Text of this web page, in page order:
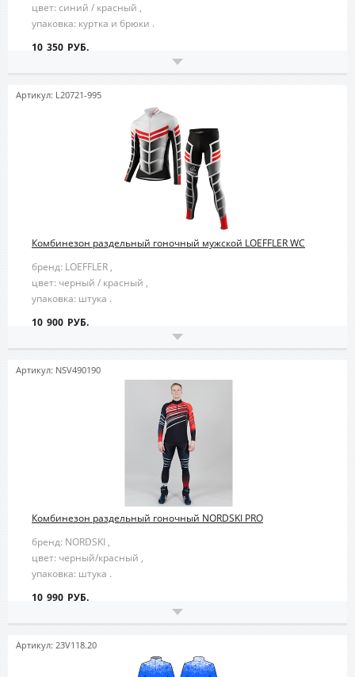
цвет: синий / красный ,
упаковка: куртка и брюки .
10 350 РУБ.
Артикул: L20721-995
Комбинезон раздельный гоночный мужской LOEFFLER WC
бренд: LOEFFLER ,
цвет: черный / красный ,
упаковка: штука .
10 900 РУБ.
Артикул: NSV490190
Комбинезон раздельный гоночный NORDSKI PRO
бренд: NORDSKI ,
цвет: черный/красный ,
упаковка: штука .
10 990 РУБ.
Артикул: 23V118.20